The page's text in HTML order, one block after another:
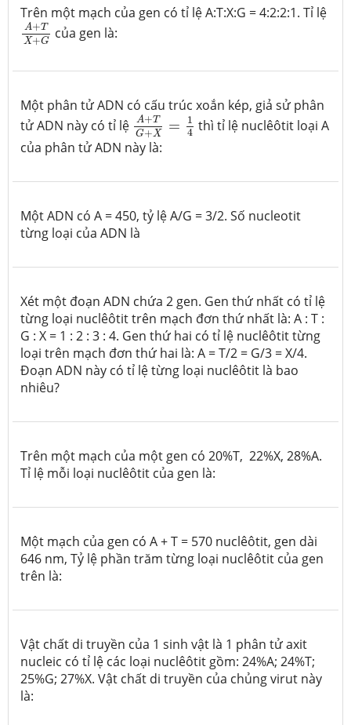
Trên một mạch của gen có tỉ lệ A:T:X:G = 4:2:2:1. Tỉ lệ
A+T
X+G
A+TX+G
của gen là:
Một phân tử ADN có cấu trúc xoắn kép, giả sử phân
tử ADN này có tỉ lệ
A+T
G+X =
1
4
A+TG+X=14
thì tỉ lệ nuclêôtit loại A
của phân tử ADN này là:
Một ADN có A = 450, tỷ lệ A/G = 3/2. Số nucleotit
từng loại của ADN là
Xét một đoạn ADN chứa 2 gen. Gen thứ nhất có tỉ lệ
từng loại nuclêôtit trên mạch đơn thứ nhất là: A : T :
G : X = 1 : 2 : 3 : 4. Gen thứ hai có tỉ lệ nuclêôtit từng
loại trên mạch đơn thứ hai là: A = T/2 = G/3 = X/4.
Đoạn ADN này có tỉ lệ từng loại nuclêôtit là bao
nhiêu?
Trên một mạch của một gen có 20%T, 22%X, 28%A.
Tỉ lệ mỗi loại nuclêôtit của gen là:
Một mạch của gen có A + T = 570 nuclêôtit, gen dài
646 nm, Tỷ lệ phần trăm từng loại nuclêôtit của gen
trên là:
Vật chất di truyền của 1 sinh vật là 1 phân tử axit
nucleic có tỉ lệ các loại nuclêôtit gồm: 24%A; 24%T;
25%G; 27%X. Vật chất di truyền của chủng virut này
là: